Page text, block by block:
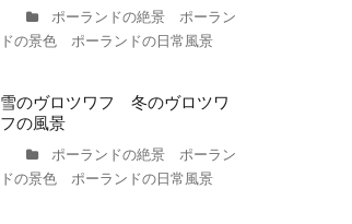
ポーランドの絶景 ポーラン
ドの景色 ポーランドの日常風景
雪のヴロツワフ 冬のヴロツワ
フの風景
ポーランドの絶景 ポーラン
ドの景色 ポーランドの日常風景